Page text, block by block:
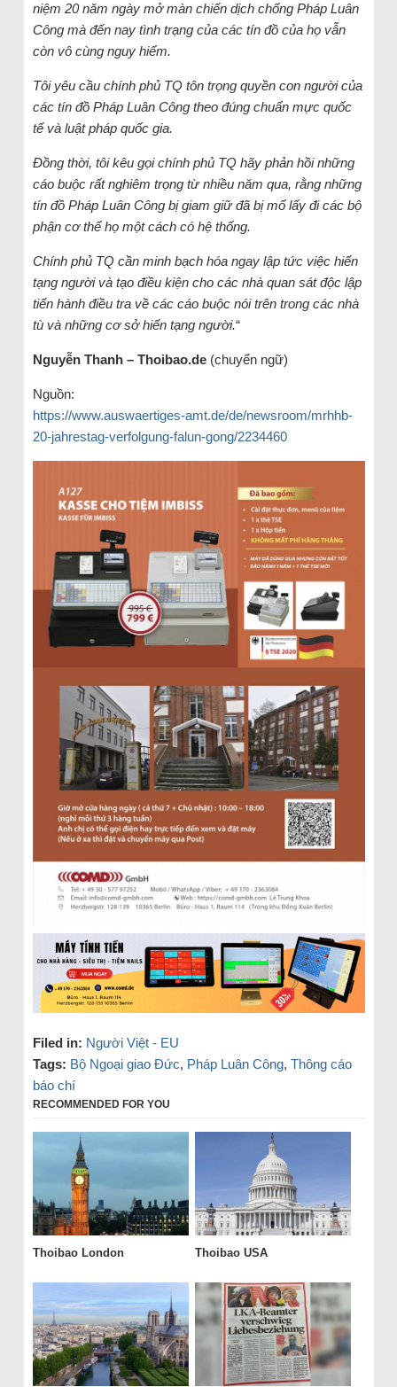
niệm 20 năm ngày mở màn chiến dịch chống Pháp Luân
Công mà đến nay tình trạng của các tín đồ của họ vẫn
còn vô cùng nguy hiểm.
Tôi yêu cầu chính phủ TQ tôn trọng quyền con người của
các tín đồ Pháp Luân Công theo đúng chuẩn mực quốc
tế và luật pháp quốc gia.
Đồng thời, tôi kêu gọi chính phủ TQ hãy phản hồi những
cáo buộc rất nghiêm trọng từ nhiều năm qua, rằng những
tín đồ Pháp Luân Công bị giam giữ đã bị mổ lấy đi các bộ
phận cơ thể họ một cách có hệ thống.
Chính phủ TQ cần minh bạch hóa ngay lập tức việc hiến
tạng người và tạo điều kiện cho các nhà quan sát độc lập
tiến hành điều tra về các cáo buộc nói trên trong các nhà
tù và những cơ sở hiến tạng người.“
Nguyễn Thanh – Thoibao.de(chuyển ngữ)
Nguồn:
https://www.auswaertiges-amt.de/de/newsroom/mrhhb-
20-jahrestag-verfolgung-falun-gong/2234460
Filed in: Người Việt - EU
Tags: Bộ Ngoại giao Đức, Pháp Luân Công, Thông cáo
báo chí
RECOMMENDED FOR YOU
Thoibao London Thoibao USA